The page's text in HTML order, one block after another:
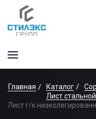
Главная Каталог
Лист
Лист г/к